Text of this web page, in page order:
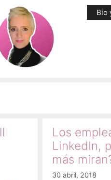
Bio
Los
LinkedIn,
más
30 abril, 2018